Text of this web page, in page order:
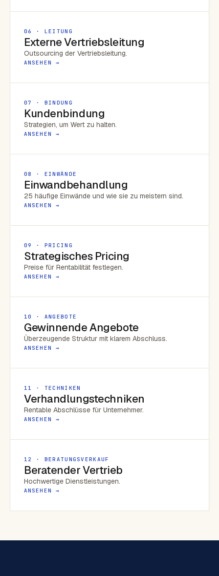
06 · LEITUNG
Externe Vertriebsleitung
Outsourcing der Vertriebsleitung.
ANSEHEN →
07 · BINDUNG
Kundenbindung
Strategien, um Wert zu halten.
ANSEHEN →
08 · EINWÄNDE
Einwandbehandlung
25 häufige Einwände und wie sie zu meistern sind.
ANSEHEN →
09 · PRICING
Strategisches Pricing
Preise für Rentabilität festlegen.
ANSEHEN →
10 · ANGEBOTE
Gewinnende Angebote
Überzeugende Struktur mit klarem Abschluss.
ANSEHEN →
11 · TECHNIKEN
Verhandlungstechniken
Rentable Abschlüsse für Unternehmer.
ANSEHEN →
12 · BERATUNGSVERKAUF
Beratender Vertrieb
Hochwertige Dienstleistungen.
ANSEHEN →